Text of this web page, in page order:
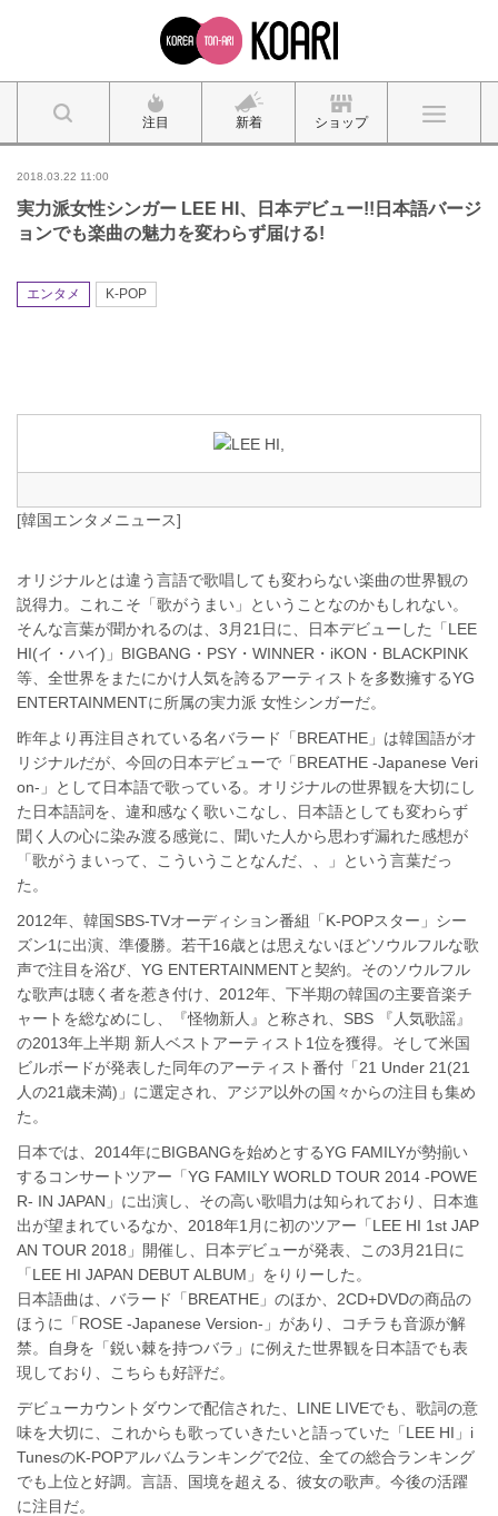
注目 新着 ショップ
2018.03.22 11:00
実力派女性シンガー LEE HI、日本デビュー!!日本語バージ
ョンでも楽曲の魅力を変わらず届ける!
エンタメ K-POP
[韓国エンタメニュース]
オリジナルとは違う言語で歌唱しても変わらない楽曲の世界観の
説得力。これこそ「歌がうまい」ということなのかもしれない。
そんな言葉が聞かれるのは、3月21日に、日本デビューした「LEE
HI(イ・ハイ)」BIGBANG・PSY・WINNER・iKON・BLACKPINK
等、全世界をまたにかけ人気を誇るアーティストを多数擁するYG
ENTERTAINMENTに所属の実力派 女性シンガーだ。
昨年より再注目されている名バラード「BREATHE」は韓国語がオ
リジナルだが、今回の日本デビューで「BREATHE -Japanese Veri
on-」として日本語で歌っている。オリジナルの世界観を大切にし
た日本語詞を、違和感なく歌いこなし、日本語としても変わらず
聞く人の心に染み渡る感覚に、聞いた人から思わず漏れた感想が
「歌がうまいって、こういうことなんだ、、」という言葉だっ
た。
2012年、韓国SBS-TVオーディション番組「K-POPスター」シー
ズン1に出演、準優勝。若干16歳とは思えないほどソウルフルな歌
声で注目を浴び、YG ENTERTAINMENTと契約。そのソウルフル
な歌声は聴く者を惹き付け、2012年、下半期の韓国の主要音楽チ
ャートを総なめにし、『怪物新人』と称され、SBS 『人気歌謡』
の2013年上半期 新人ベストアーティスト1位を獲得。そして米国
ビルボードが発表した同年のアーティスト番付「21 Under 21(21
人の21歳未満)」に選定され、アジア以外の国々からの注目も集め
た。
日本では、2014年にBIGBANGを始めとするYG FAMILYが勢揃い
するコンサートツアー「YG FAMILY WORLD TOUR 2014 -POWE
R- IN JAPAN」に出演し、その高い歌唱力は知られており、日本進
出が望まれているなか、2018年1月に初のツアー「LEE HI 1st JAP
AN TOUR 2018」開催し、日本デビューが発表、この3月21日に
「LEE HI JAPAN DEBUT ALBUM」をりりーした。
日本語曲は、バラード「BREATHE」のほか、2CD+DVDの商品の
ほうに「ROSE -Japanese Version-」があり、コチラも音源が解
禁。自身を「鋭い棘を持つバラ」に例えた世界観を日本語でも表
現しており、こちらも好評だ。
デビューカウントダウンで配信された、LINE LIVEでも、歌詞の意
味を大切に、これからも歌っていきたいと語っていた「LEE HI」i
TunesのK-POPアルバムランキングで2位、全ての総合ランキング
でも上位と好調。言語、国境を超える、彼女の歌声。今後の活躍
に注目だ。